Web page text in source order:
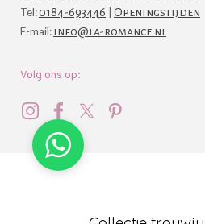
Tel:0184-693446
Openingstijden
E-mail:info@la-romance.nl
Volg ons op: